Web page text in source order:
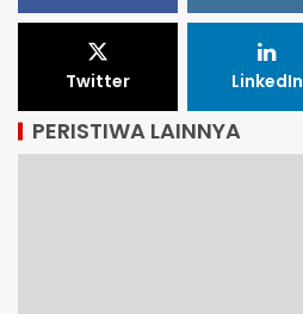
Twitter LinkedIn
PERISTIWA LAINNYA